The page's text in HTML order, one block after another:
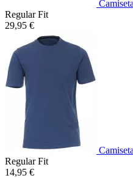
Regular Fit
29,95 €
Regular Fit
14,95 €